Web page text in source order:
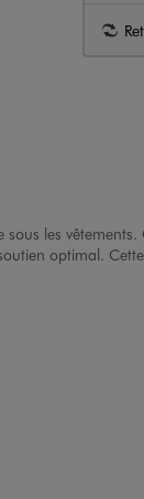
sous les vêtements.
optimal. Cette